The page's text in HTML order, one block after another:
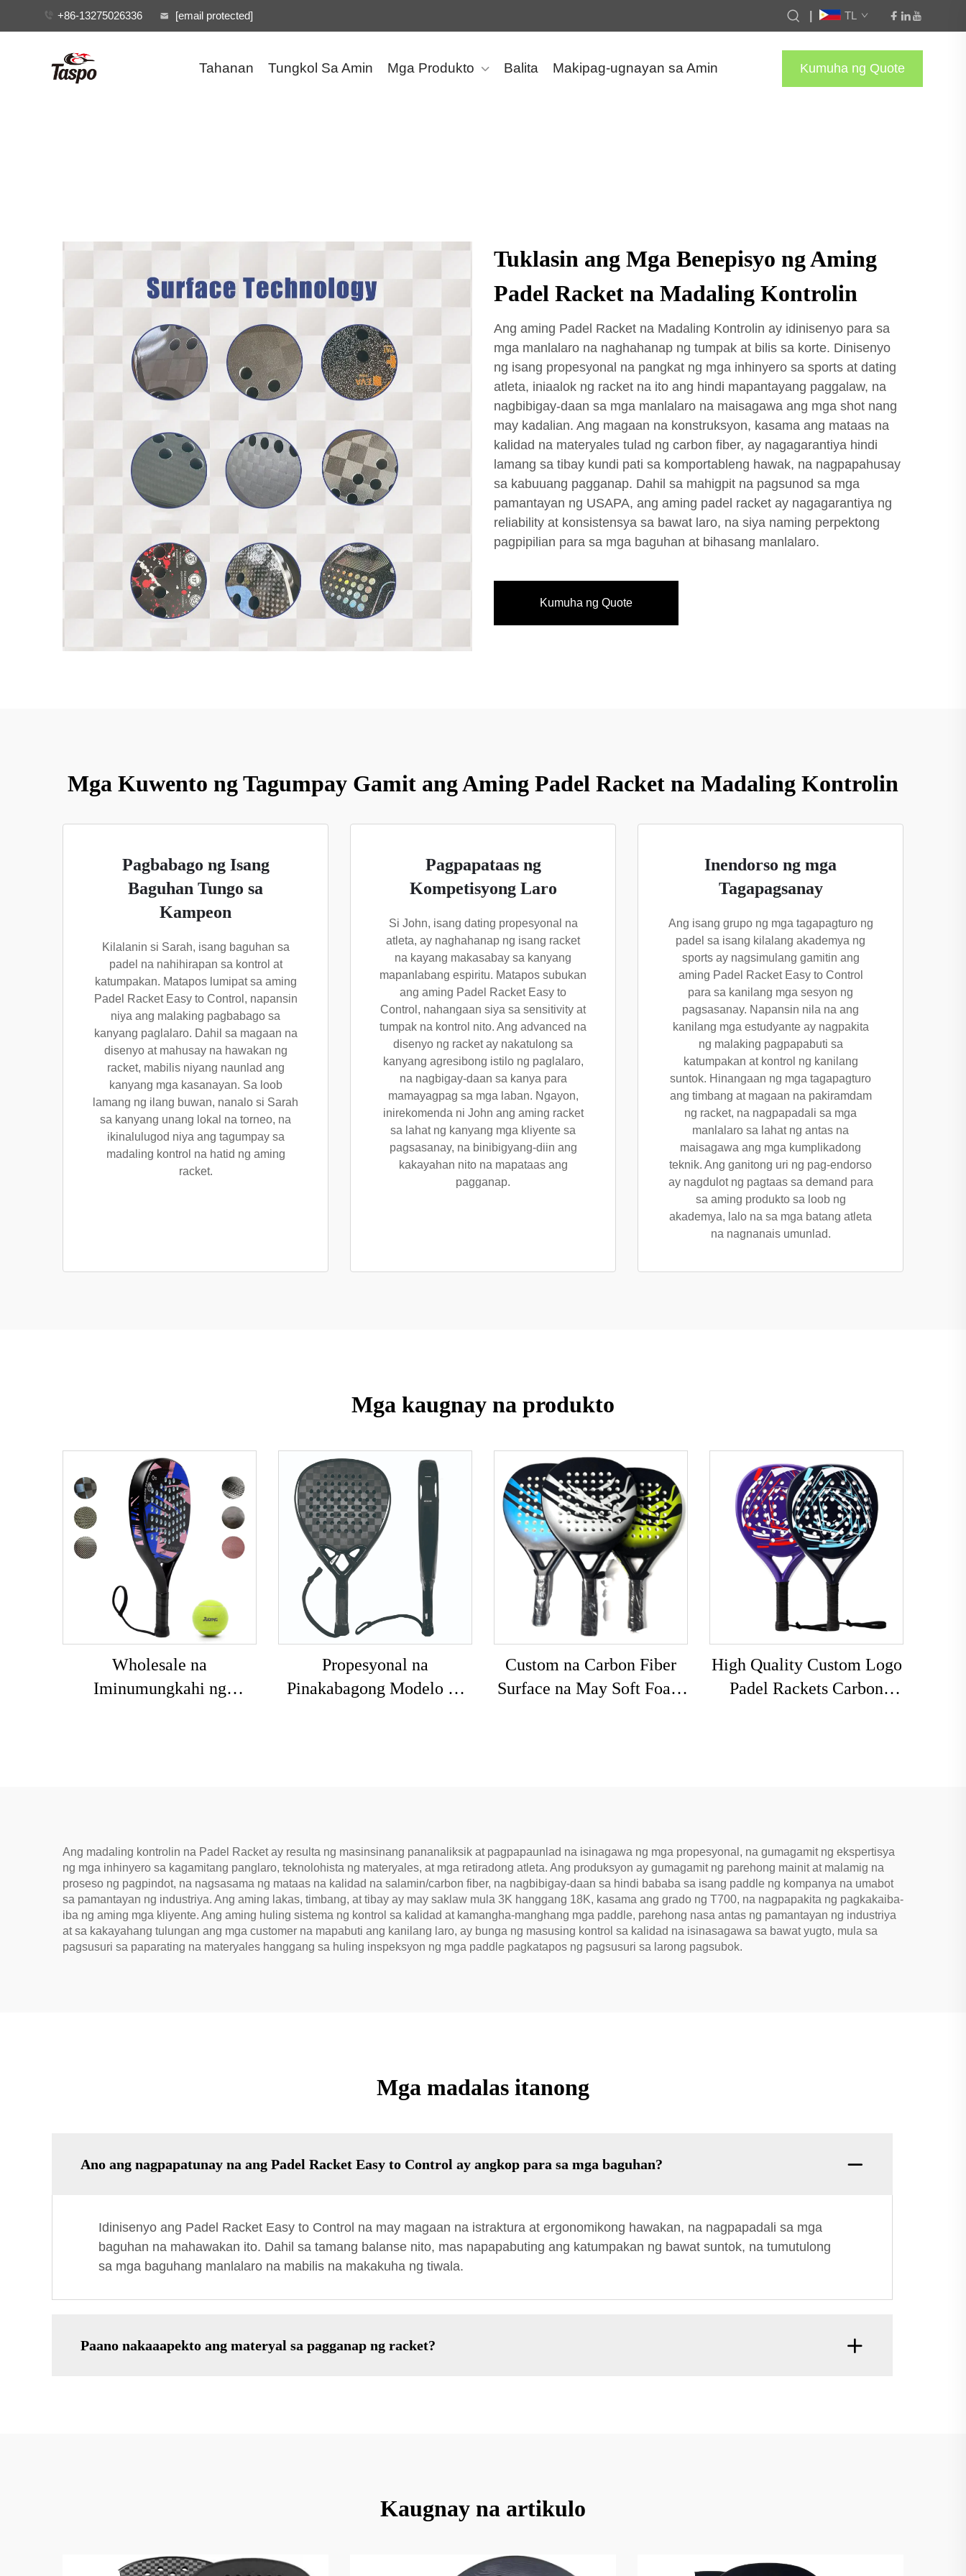
+86-13275026336 [email protected] TL
Tahanan Tungkol Sa Amin Mga Produkto Balita Makipag-ugnayan sa Amin Kumuha ng Quote
Tuklasin ang Mga Benepisyo ng Aming
Padel Racket na Madaling Kontrolin
Ang aming Padel Racket na Madaling Kontrolin ay idinisenyo para sa
mga manlalaro na naghahanap ng tumpak at bilis sa korte. Dinisenyo
ng isang propesyonal na pangkat ng mga inhinyero sa sports at dating
atleta, iniaalok ng racket na ito ang hindi mapantayang paggalaw, na
nagbibigay-daan sa mga manlalaro na maisagawa ang mga shot nang
may kadalian. Ang magaan na konstruksyon, kasama ang mataas na
kalidad na materyales tulad ng carbon fiber, ay nagagarantiya hindi
lamang sa tibay kundi pati sa komportableng hawak, na nagpapahusay
sa kabuuang pagganap. Dahil sa mahigpit na pagsunod sa mga
pamantayan ng USAPA, ang aming padel racket ay nagagarantiya ng
reliability at konsistensya sa bawat laro, na siya naming perpektong
pagpipilian para sa mga baguhan at bihasang manlalaro.
Kumuha ng Quote
Mga Kuwento ng Tagumpay Gamit ang Aming Padel Racket na Madaling Kontrolin
Pagbabago ng Isang
Baguhan Tungo sa
Kampeon
Kilalanin si Sarah, isang baguhan sa
padel na nahihirapan sa kontrol at
katumpakan. Matapos lumipat sa aming
Padel Racket Easy to Control, napansin
niya ang malaking pagbabago sa
kanyang paglalaro. Dahil sa magaan na
disenyo at mahusay na hawakan ng
racket, mabilis niyang naunlad ang
kanyang mga kasanayan. Sa loob
lamang ng ilang buwan, nanalo si Sarah
sa kanyang unang lokal na torneo, na
ikinalulugod niya ang tagumpay sa
madaling kontrol na hatid ng aming
racket.
Pagpapataas ng
Kompetisyong Laro
Si John, isang dating propesyonal na
atleta, ay naghahanap ng isang racket
na kayang makasabay sa kanyang
mapanlabang espiritu. Matapos subukan
ang aming Padel Racket Easy to
Control, nahangaan siya sa sensitivity at
tumpak na kontrol nito. Ang advanced na
disenyo ng racket ay nakatulong sa
kanyang agresibong istilo ng paglalaro,
na nagbigay-daan sa kanya para
mamayagpag sa mga laban. Ngayon,
inirekomenda ni John ang aming racket
sa lahat ng kanyang mga kliyente sa
pagsasanay, na binibigyang-diin ang
kakayahan nito na mapataas ang
pagganap.
Inendorso ng mga
Tagapagsanay
Ang isang grupo ng mga tagapagturo ng
padel sa isang kilalang akademya ng
sports ay nagsimulang gamitin ang
aming Padel Racket Easy to Control
para sa kanilang mga sesyon ng
pagsasanay. Napansin nila na ang
kanilang mga estudyante ay nagpakita
ng malaking pagpapabuti sa
katumpakan at kontrol ng kanilang
suntok. Hinangaan ng mga tagapagturo
ang timbang at magaan na pakiramdam
ng racket, na nagpapadali sa mga
manlalaro sa lahat ng antas na
maisagawa ang mga kumplikadong
teknik. Ang ganitong uri ng pag-endorso
ay nagdulot ng pagtaas sa demand para
sa aming produkto sa loob ng
akademya, lalo na sa mga batang atleta
na nagnanais umunlad.
Mga kaugnay na produkto
Wholesale na
Iminumungkahi ng
Propesyonal na
Pinakabagong Modelo na
Custom na Carbon Fiber
Surface na May Soft Foam
High Quality Custom Logo
Padel Rackets Carbon
Ang madaling kontrolin na Padel Racket ay resulta ng masinsinang pananaliksik at pagpapaunlad na isinagawa ng mga propesyonal, na gumagamit ng ekspertisya
ng mga inhinyero sa kagamitang panglaro, teknolohista ng materyales, at mga retiradong atleta. Ang produksyon ay gumagamit ng parehong mainit at malamig na
proseso ng pagpindot, na nagsasama ng mataas na kalidad na salamin/carbon fiber, na nagbibigay-daan sa hindi bababa sa isang paddle ng kompanya na umabot
sa pamantayan ng industriya. Ang aming lakas, timbang, at tibay ay may saklaw mula 3K hanggang 18K, kasama ang grado ng T700, na nagpapakita ng pagkakaiba-
iba ng aming mga kliyente. Ang aming huling sistema ng kontrol sa kalidad at kamangha-manghang mga paddle, parehong nasa antas ng pamantayan ng industriya
at sa kakayahang tulungan ang mga customer na mapabuti ang kanilang laro, ay bunga ng masusing kontrol sa kalidad na isinasagawa sa bawat yugto, mula sa
pagsusuri sa paparating na materyales hanggang sa huling inspeksyon ng mga paddle pagkatapos ng pagsusuri sa larong pagsubok.
Mga madalas itanong
Ano ang nagpapatunay na ang Padel Racket Easy to Control ay angkop para sa mga baguhan?
Idinisenyo ang Padel Racket Easy to Control na may magaan na istraktura at ergonomikong hawakan, na nagpapadali sa mga
baguhan na mahawakan ito. Dahil sa tamang balanse nito, mas napapabuting ang katumpakan ng bawat suntok, na tumutulong
sa mga baguhang manlalaro na mabilis na makakuha ng tiwala.
Paano nakaaapekto ang materyal sa pagganap ng racket?
Kaugnay na artikulo